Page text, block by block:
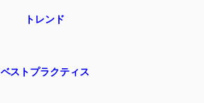
トレンド
ベストプラクティス